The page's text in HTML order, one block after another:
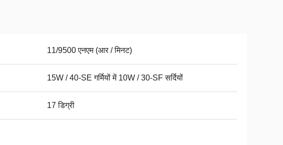
11/9500 एनएम (आर / मिनट)
15W / 40-SE गर्मियों में 10W / 30-SF सर्दियों
17 डिग्री